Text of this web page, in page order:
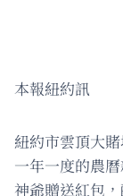
本報紐約訊
紐約市雲頂大
一年一度的農
神爺贈送紅包